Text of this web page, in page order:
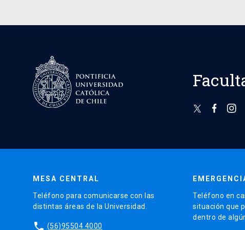
MESA CENTRAL
Teléfono para comunicarse con las
distintas áreas de la Universidad.
phone (56)95504 4000
Teléfono en
situación que
dentro de